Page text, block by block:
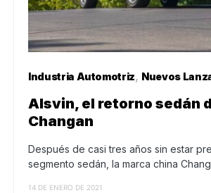
Industria Automotriz Nuevos
Alsvin, el retorno sedán
Changan
Después de casi tres años sin estar
segmento sedán, la marca china
14 DE ENERO DE 2021